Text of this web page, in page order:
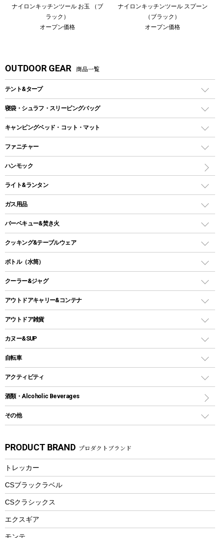
ナイロンキッチンツール お玉 （ブ
ラック）
オープン価格
ナイロンキッチンツール スプーン
（ブラック）
オープン価格
OUTDOOR GEAR 商品一覧
テント&タープ
テント
ツールームテント
ワンポールテント
シェルターテント
ロッジ型・オリジナルテント
タープ
スクエアタープ（レクタタープ）
メッシュタープ
自立式タープ
パラソル
テントアクセサリー
ペグ
グランドシート
ガイドロープ
ツール
寝袋・シュラフ・スリーピングバッグ
レクタングラー型（封筒型）シュラフ
インナーシュラフ
キャンピングベッド・コット・マット
キャンピングベッド・コット
インフレータブルマット
ファニチャー
アウトドアテーブル
レジャーシート
ハンモック
ライト&ランタン
LEDランタン
ガスランタン
オイルランタン
LEDライト
ヘッドライト
キャンドル
ガス用品
ガスバーナー
ガス缶
ガストーチ、ライター
バーベキュー&焚き火
バーベキューコンロ、グリル
焚き火台タイプ（ロースタイル）グリル
卓上タイプグリル
パーティータイプグリル
鉄板、アミ
焚き火台&ストーブ
火起こし
バーベキューツール
クッキング&テーブルウェア
ダッチオーブン
ホットサンドメーカー
クッカーセット
シェラカップ
クッキングツール
ナイフ
カトラリー
マグカップ、カップ
ステンレスボトル
フードボトル
トレー
ランチョンマット
ボトル（水筒）
ステンレスボトル
コップ付きタイプ
ワンタッチタイプ
プラスチックボトル
ディズニーボトル
クーラー&ジャグ
クーラーボックス
クーラーバッグ
ウォータージャグ
保冷剤
アウトドアキャリー&コンテナ
アウトドアキャリー
アウトドア雑貨
バックパック&バッグ
リュック、バックパック
トートバッグ、サコッシュ
ショッピングキャリー
その他アウトドア雑貨
スプレー関係
ツール、他
カヌー&SUP
インフレータブル
カヤック
パドル
ヘルメット
エアーポンプ
アクセサリー
自転車
折りたたみ自転車
スポーツサイクル
シティサイクル
自転車ウェア
アクティビティ
マリン
ラッシュガード
パラソル
フローティングベスト
ヘルメット
エアーポンプ
ビーチテント
酒類・Alcoholic Beverages
その他
湯たんぽ
防災用品
PRODUCT BRAND プロダクトブランド
トレッカー
CSブラックラベル
CSクラシックス
エクスギア
モンテ